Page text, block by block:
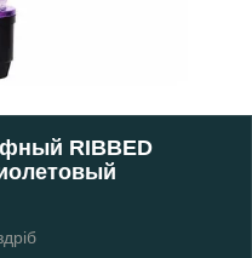
RIBBED